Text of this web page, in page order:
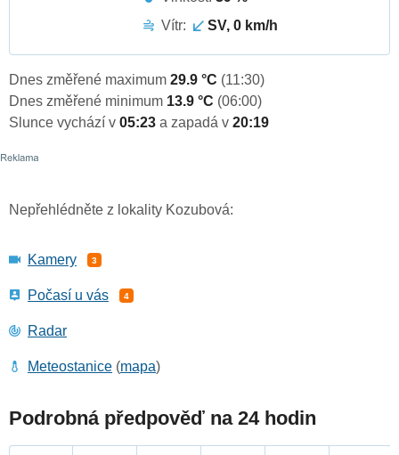
Vítr:
SV, 0 km/h
Dnes změřené maximum 29.9 °C (11:30)
Dnes změřené minimum 13.9 °C (06:00)
Slunce vychází v 05:23 a zapadá v 20:19
Nepřehlédněte z lokality Kozubová:
Kamery 3
Počasí u vás 4
Radar
Meteostanice (mapa)
Podrobná předpověď na 24 hodin